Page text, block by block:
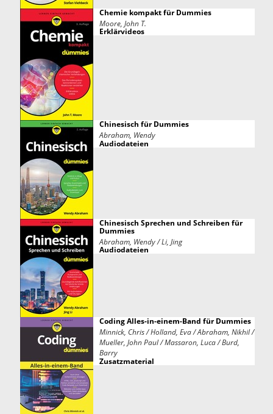
Chemie kompakt für Dummies
Moore, John T.
Erklärvideos
Chinesisch für Dummies
Abraham, Wendy
Audiodateien
Chinesisch Sprechen und Schreiben für
Dummies
Abraham, Wendy / Li, Jing
Audiodateien
Coding Alles-in-einem-Band für Dummies
Minnick, Chris / Holland, Eva / Abraham, Nikhil /
Mueller, John Paul / Massaron, Luca / Burd,
Barry
Zusatzmaterial